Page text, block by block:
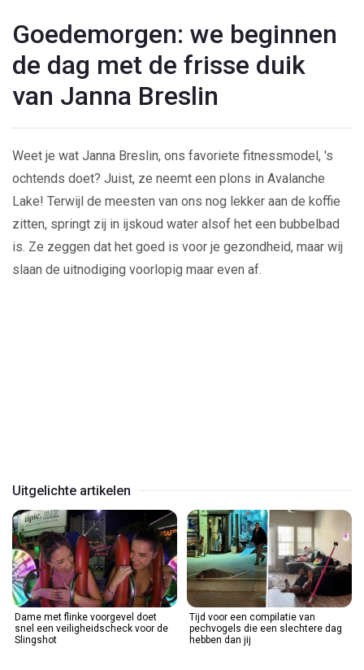
Goedemorgen: we beginnen
de dag met de frisse duik
van Janna Breslin
Weet je wat Janna Breslin, ons favoriete fitnessmodel, 's
ochtends doet? Juist, ze neemt een plons in Avalanche
Lake! Terwijl de meesten van ons nog lekker aan de koffie
zitten, springt zij in ijskoud water alsof het een bubbelbad
is. Ze zeggen dat het goed is voor je gezondheid, maar wij
slaan de uitnodiging voorlopig maar even af.
Uitgelichte artikelen
Dame met flinke voorgevel doet
snel een veiligheidscheck voor de
Slingshot
Tijd voor een compilatie van
pechvogels die een slechtere dag
hebben dan jij